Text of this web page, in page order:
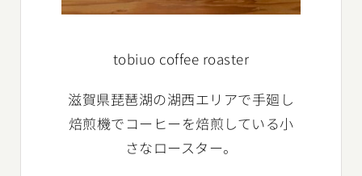
tobiuo coffee roaster
滋賀県琵琶湖の湖西エリアで手廻し
焙煎機でコーヒーを焙煎している小
さなロースター。